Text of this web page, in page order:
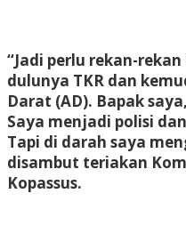
“Jadi perlu rekan-
dulunya TKR dan
Darat (AD). Bapak
Saya menjadi polisi
Tapi di darah saya
disambut teriakan
Kopassus.